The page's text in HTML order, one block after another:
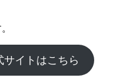
イトはこちら